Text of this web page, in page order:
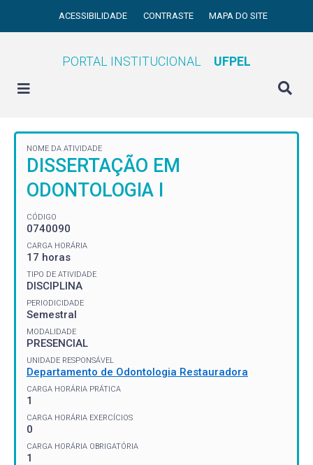
ACESSIBILIDADE CONTRASTE MAPA DO SITE
PORTAL INSTITUCIONAL UFPEL
NOME DA ATIVIDADE
DISSERTAÇÃO EM
ODONTOLOGIA I
CÓDIGO
0740090
CARGA HORÁRIA
17 horas
TIPO DE ATIVIDADE
DISCIPLINA
PERIODICIDADE
Semestral
MODALIDADE
PRESENCIAL
UNIDADE RESPONSÁVEL
Departamento de Odontologia Restauradora
CARGA HORÁRIA PRÁTICA
1
CARGA HORÁRIA EXERCÍCIOS
0
CARGA HORÁRIA OBRIGATÓRIA
1